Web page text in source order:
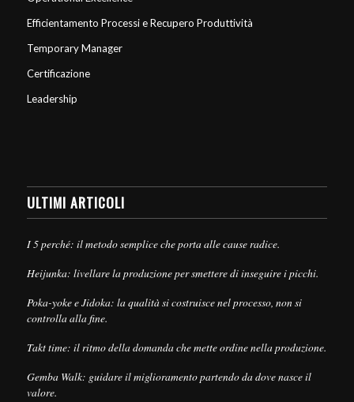
Efficientamento Processi e Recupero Produttività
Temporary Manager
Certificazione
Leadership
ULTIMI ARTICOLI
I 5 perché: il metodo semplice che porta alle cause radice.
Heijunka: livellare la produzione per smettere di inseguire i picchi.
Poka-yoke e Jidoka: la qualità si costruisce nel processo, non si
controlla alla fine.
Takt time: il ritmo della domanda che mette ordine nella produzione.
Gemba Walk: guidare il miglioramento partendo da dove nasce il
valore.